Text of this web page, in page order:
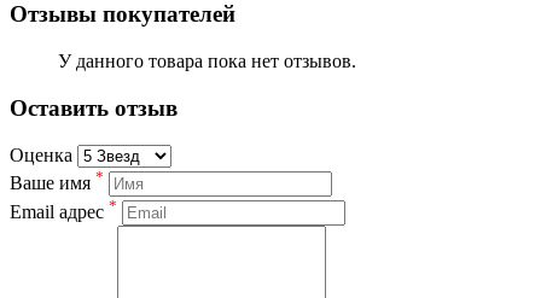
Отзывы покупателей
У данного товара пока нет отзывов.
Оставить отзыв
Оценка
Ваше имя *
Email адрес *